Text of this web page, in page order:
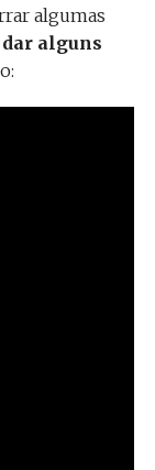
algumas
dar alguns